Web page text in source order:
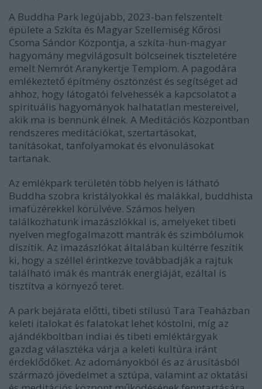
A Buddha Park legújabb, 2023-ban felszentelt
épülete a Szkíta és Magyar Szellemiség Kőrösi
Csoma Sándor Központja, a szkíta-hun-magyar
hagyomány megvilágosult bölcseinek tiszteletére
emelt Nemrót Aranykertje Templom. A pagodára
emlékeztető építmény ösztönzést és segítséget ad
ahhoz, hogy látogatói felvehessék a kapcsolatot a
spirituális hagyományok halhatatlan mestereivel,
akik ma is bennünk élnek. A Meditációs Központban
rendszeres meditációkat, szertartásokat,
tanításokat, tanfolyamokat és elvonulásokat
tartanak.
Az emlékpark területén több helyen is látható
Buddha szobra kristályokkal és malákkal, buddhista
imafüzérekkel körülvéve. Számos helyen
találkozhatunk imazászlókkal is, amelyeket tibeti
nyelven megfogalmazott mantrák és szimbólumok
díszítik. Az imazászlókat általában kültérre feszítik
ki, hogy a széllel érintkezve továbbadják a rajtuk
található imák és mantrák energiáját, ezáltal is
tisztítva a környező teret.
A park bejárata előtti, tibeti stílusú Tara Teaházban
keleti italokat és falatokat lehet kóstolni, míg az
ajándékboltban indiai és tibeti emléktárgyak
gazdag választéka várja a keleti kultúra iránt
érdeklődőket. Az adományokból és az árusításból
származó jövedelmet a sztúpa, valamint az oktatási